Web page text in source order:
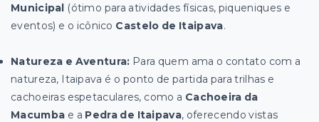
Municipal (ótimo para atividades físicas, piqueniques e
eventos) e o icônico Castelo de Itaipava.
Natureza e Aventura: Para quem ama o contato com a
natureza, Itaipava é o ponto de partida para trilhas e
cachoeiras espetaculares, como a Cachoeira da
Macumba e a Pedra de Itaipava, oferecendo vistas